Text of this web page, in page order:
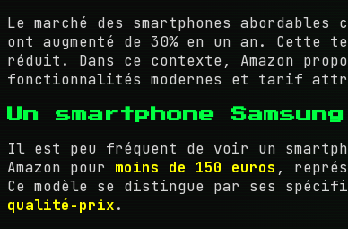
Le marché des smartphones
ont augmenté de 30% en un an.
réduit. Dans ce contexte, Amazon
fonctionnalités modernes et tarif
Un smartphone
Il est peu fréquent de voir un
Amazon pour moins de 150 euros ,
Ce modèle se distingue par ses
qualité-prix.